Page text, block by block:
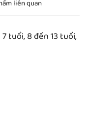
liên quan
tuổi, 8 đến 13 tuổi,